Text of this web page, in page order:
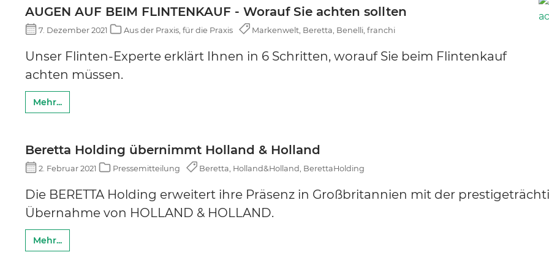
AUGEN AUF BEIM FLINTENKAUF - Worauf Sie achten sollten
7. Dezember 2021 Aus der Praxis, für die Praxis Markenwelt, Beretta, Benelli, franchi
Unser Flinten-Experte erklärt Ihnen in 6 Schritten, worauf Sie beim Flintenkauf
achten müssen.
Mehr...
Beretta Holding übernimmt Holland & Holland
2. Februar 2021 Pressemitteilung Beretta, Holland&Holland, BerettaHolding
Die BERETTA Holding erweitert ihre Präsenz in Großbritannien mit der
Übernahme von HOLLAND & HOLLAND.
Mehr...